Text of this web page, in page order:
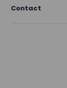
Contact